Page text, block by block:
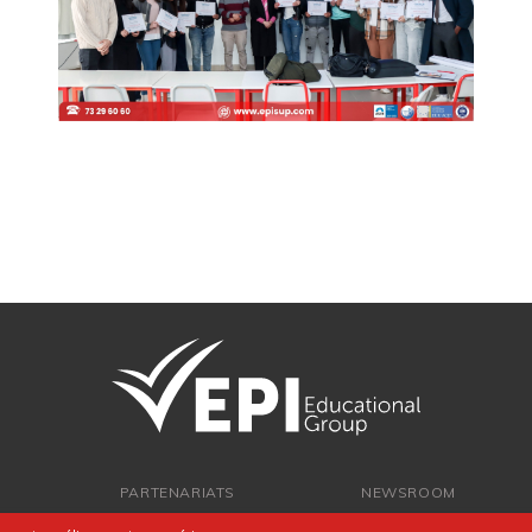
PARTENARIATS NEWSROOM